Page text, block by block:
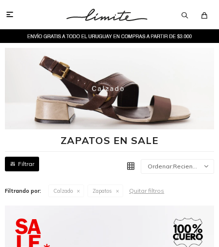

ZAPATOS EN SALE
Recientes
Filtrando por: Calzado Zapatos Quitar filtros